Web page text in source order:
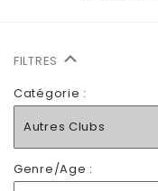
FILTRES
Catégorie :
Autres Clubs
Genre/Age :